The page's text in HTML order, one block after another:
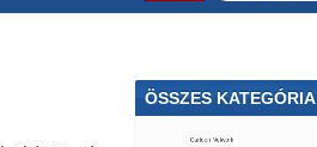
ÖSSZES KATEGÓRIA
Majmos